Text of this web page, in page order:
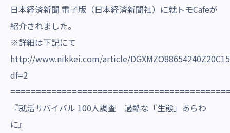
日本経済新聞 電子版（日本経済新聞社）に就トモCafeが
紹介されました。
※詳細は下記にて
http://www.nikkei.com/article/
df=2
『就活サバイバル 100人調査 過酷な「生態」あらわ
に』